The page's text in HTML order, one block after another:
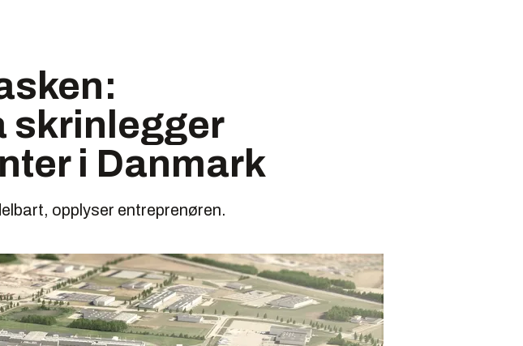
skrinlegger
i Danmark
opplyser entreprenøren.